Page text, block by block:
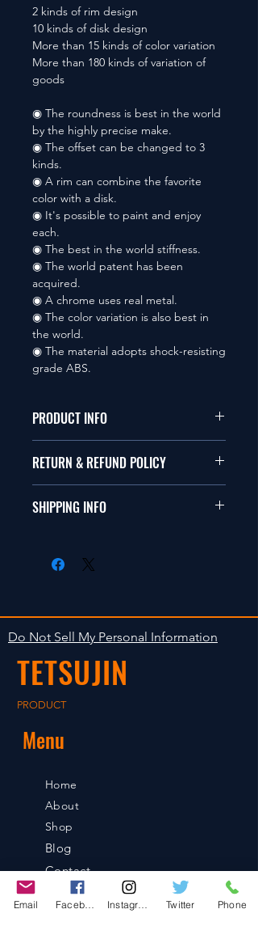
2 kinds of rim design
10 kinds of disk design
More than 15 kinds of color variation
More than 180 kinds of variation of
goods
◉ The roundness is best in the world
by the highly precise make.
◉ The offset can be changed to 3
kinds.
◉ A rim can combine the favorite
color with a disk.
◉ It's possible to paint and enjoy
each.
◉ The best in the world stiffness.
◉ The world patent has been
acquired.
◉ A chrome uses real metal.
◉ The color variation is also best in
the world.
◉ The material adopts shock-resisting
grade ABS.
PRODUCT INFO
本品は1/10サイズのラジオコント
This items fit in with 1/10 sizes of
RETURN & REFUND POLICY
商品に明らかな欠陥がないかぎり
isn't accepted in goods.
SHIPPING INFO
します。海外への出荷は入金確認
The occasion with the stock is
shipped in 2-5 days. Shipment to
foreign countries will be shipment
after payment confirmation.
Do Not Sell My Personal Information
TETSUJIN
PRODUCT
Menu
Home
About
Shop
Blog
Contact
Email Twitter Phone